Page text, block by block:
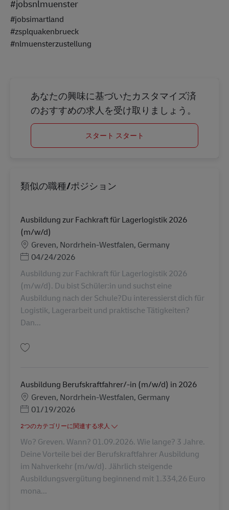
#jobsnlmuenster
#jobsimartland
#zsplquakenbrueck
#nlmuensterzustellung
あなたの興味に基づいたカスタマイズ済
のおすすめの求人を受け取りましょう。
スタート スタート
類似の職種/ポジション
Ausbildung zur Fachkraft für Lagerlogistik 2026
(m/w/d)
勤務地
Greven, Nordrhein-Westfalen, Germany
Posted Date
04/24/2026
Ausbildung zur Fachkraft für Lagerlogistik 2026
(m/w/d). Du bist Schüler:in und suchst eine
Ausbildung nach der Schule?Du interessierst dich für
Logistik, Lagerarbeit und praktische Tätigkeiten?
Dan...
Ausbildung Berufskraftfahrer/-in (m/w/d) in 2026
勤務地
Greven, Nordrhein-Westfalen, Germany
Posted Date
01/19/2026
2つのカテゴリーに関連する求人
Wo? Greven. Wann? 01.09.2026. Wie lange? 3 Jahre.
Deine Vorteile bei der Berufskraftfahrer Ausbildung
im Nahverkehr (m/w/d). Jährlich steigende
Ausbildungsvergütung beginnend mit 1.334,26 Euro
mona...